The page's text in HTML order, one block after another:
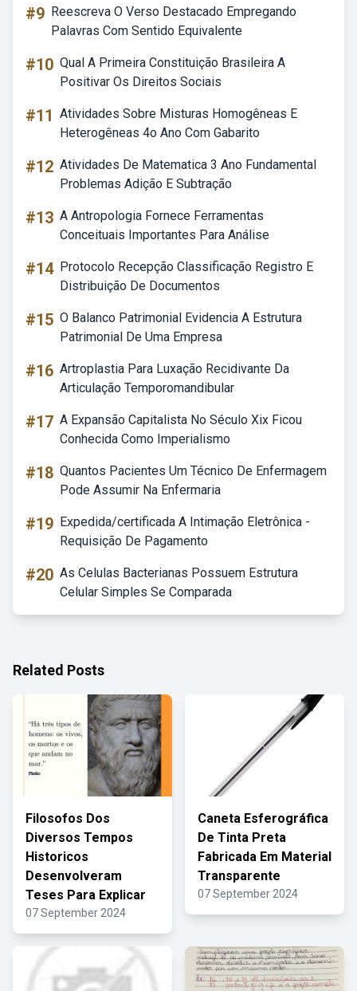
#9 Reescreva O Verso Destacado Empregando
Palavras Com Sentido Equivalente
#10 Qual A Primeira Constituição Brasileira A
Positivar Os Direitos Sociais
#11 Atividades Sobre Misturas Homogêneas E
Heterogêneas 4o Ano Com Gabarito
#12 Atividades De Matematica 3 Ano Fundamental
Problemas Adição E Subtração
#13 A Antropologia Fornece Ferramentas
Conceituais Importantes Para Análise
#14 Protocolo Recepção Classificação Registro E
Distribuição De Documentos
#15 O Balanco Patrimonial Evidencia A Estrutura
Patrimonial De Uma Empresa
#16 Artroplastia Para Luxação Recidivante Da
Articulação Temporomandibular
#17 A Expansão Capitalista No Século Xix Ficou
Conhecida Como Imperialismo
#18 Quantos Pacientes Um Técnico De Enfermagem
Pode Assumir Na Enfermaria
#19 Expedida/certificada A Intimação Eletrônica -
Requisição De Pagamento
#20 As Celulas Bacterianas Possuem Estrutura
Celular Simples Se Comparada
Related Posts
Filosofos Dos
Diversos Tempos
Historicos
Desenvolveram
Teses Para Explicar
07 September 2024
Caneta Esferográfica
De Tinta Preta
Fabricada Em Material
Transparente
07 September 2024